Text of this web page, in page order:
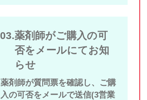
03.薬剤師がご購入の可
否をメールにてお知
らせ
薬剤師が質問票を確認し、ご購
入の可否をメールで送信(3営業